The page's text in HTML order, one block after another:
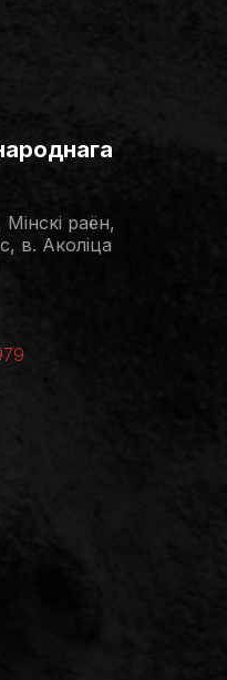
раён,
в. Аколіца